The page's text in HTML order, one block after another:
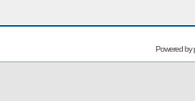
Powered by